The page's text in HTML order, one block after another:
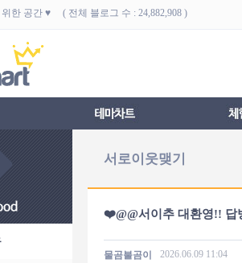
한 공간 ♥ ( 전체 블로그 수 : 24,882,908 )
서로이웃맺기
❤️@@서이추 대환영!! 답
물곰불곰이 2026.06.09 11:04